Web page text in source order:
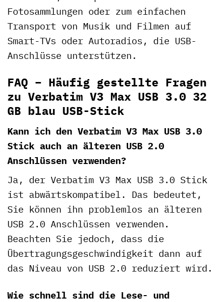
Fotosammlungen oder zum einfachen
Transport von Musik und Filmen auf
Smart-TVs oder Autoradios, die USB-
Anschlüsse unterstützen.
FAQ – Häufig gestellte Fragen
zu Verbatim V3 Max USB 3.0 32
GB blau USB-Stick
Kann ich den Verbatim V3 Max USB 3.0
Stick auch an älteren USB 2.0
Anschlüssen verwenden?
Ja, der Verbatim V3 Max USB 3.0 Stick
ist abwärtskompatibel. Das bedeutet,
Sie können ihn problemlos an älteren
USB 2.0 Anschlüssen verwenden.
Beachten Sie jedoch, dass die
Übertragungsgeschwindigkeit dann auf
das Niveau von USB 2.0 reduziert wird.
Wie schnell sind die Lese- und